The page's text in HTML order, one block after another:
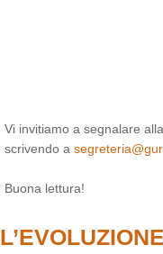
Vi invitiamo a segnalare
scrivendo a
Buona lettura!